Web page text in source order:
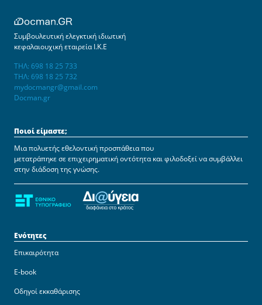
Συμβουλευτική ελεγκτική ιδιωτική
κεφαλαιουχική εταιρεία Ι.Κ.Ε
ΤΗΛ: 698 18 25 733
ΤΗΛ: 698 18 25 732
mydocmangr@gmail.com
Docman.gr
Ποιοί είμαστε;
Μια πολυετής εθελοντική προσπάθεια που
μετατράπηκε σε επιχειρηματική οντότητα και φιλοδοξεί να συμβάλλει
στην διάδοση της γνώσης.
Ενότητες
Επικαιρότητα
E-book
Οδηγοί εκκαθάρισης